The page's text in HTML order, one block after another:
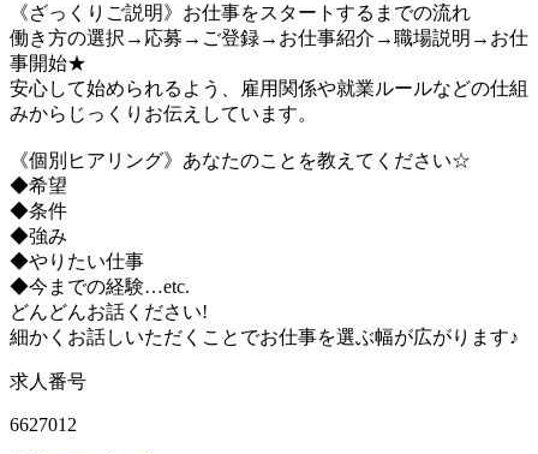
《ざっくりご説明》お仕事をスタートするまでの流れ
働き方の選択→応募→ご登録→お仕事紹介→職場説明→お仕
事開始★
安心して始められるよう、雇用関係や就業ルールなどの仕組
みからじっくりお伝えしています。
《個別ヒアリング》あなたのことを教えてください☆
◆希望
◆条件
◆強み
◆やりたい仕事
◆今までの経験…etc.
どんどんお話ください!
細かくお話しいただくことでお仕事を選ぶ幅が広がります♪
求人番号
6627012